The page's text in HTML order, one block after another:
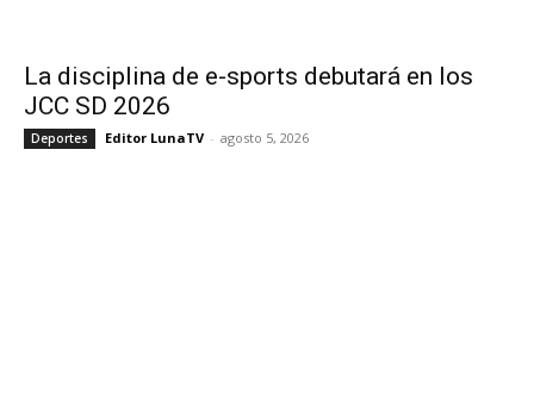
La disciplina de e-sports debutará en los
JCC SD 2026
Deportes Editor LunaTV - agosto 5, 2026